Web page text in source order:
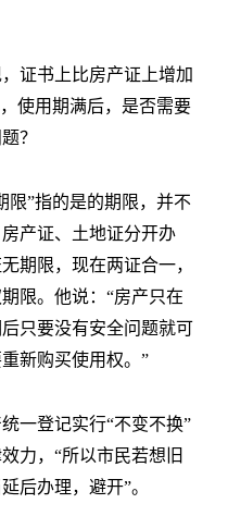
证书上比房产证上增加
使用期满后，是否需要
？
限”指的是的期限，并不
产证、土地证分开办
期限，现在两证合一，
限。他说：“房产只在
只要没有安全问题就可
新购买使用权。”
一登记实行“不变不换”
力，“所以市民若想旧
后办理，避开”。